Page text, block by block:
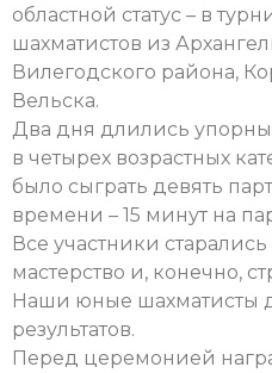
областной статус – в
шахматистов из
Вилегодского района,
Вельска.
Два дня длились
в четырех возрастных
было сыграть девять
времени – 15 минут на
Все участники
мастерство и, конечно,
Наши юные шахматисты
результатов.
Перед церемонией